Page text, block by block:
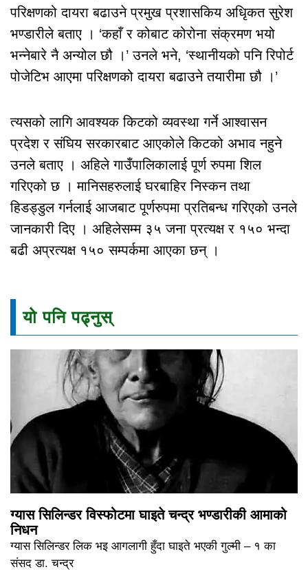
परिक्षणको दायरा बढाउने प्रमुख प्रशासकिय अधिृकत सुरेश
भण्डारीले बताए । ‘कहाँ र कोबाट कोरोना संक्रमण भयो
भन्नेबारे नै अन्योल छौ ।’ उनले भने, ‘स्थानीयको पनि रिपोर्ट
पोजेटिभ आएमा परिक्षणको दायरा बढाउने तयारीमा छौ ।’
त्यसको लागि आवश्यक किटको व्यवस्था गर्ने आश्वासन
प्रदेश र संघिय सरकारबाट आएकोले किटको अभाव नहुने
उनले बताए । अहिले गाउँपालिकालाई पूर्ण रुपमा शिल
गरिएको छ । मानिसहरुलाई घरबाहिर निस्कन तथा
हिडड्डुल गर्नलाई आजबाट पूर्णरुपमा प्रतिबन्ध गरिएको उनले
जानकारी दिए । अहिलेसम्म ३५ जना प्रत्यक्ष र १५० भन्दा
बढी अप्रत्यक्ष १५० सम्पर्कमा आएका छन् ।
यो पनि पढ्नुस्
ग्यास सिलिन्डर विस्फोटमा घाइते चन्द्र भण्डारीकी आमाको
निधन
ग्यास सिलिन्डर लिक भइ आगलागी हुँदा घाइते भएकी गुल्मी – १ का
संसद डा. चन्द्र